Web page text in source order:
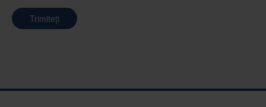
Trimiteți